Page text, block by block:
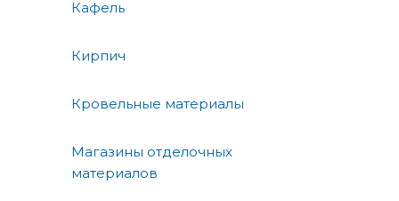
Кафель
Кирпич
Кровельные материалы
Магазины отделочных
материалов